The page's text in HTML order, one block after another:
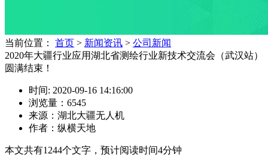
当前位置： 首页 > 新闻资讯 > 公司新闻
2020年大疆行业应用湖北省测绘行业新技术交流会（武汉站）
圆满结束！
时间: 2020-09-16 14:16:00
浏览量：6545
来源：湖北大疆无人机
作者：纵横天地
本文共有1244个文字，预计阅读时间4分钟